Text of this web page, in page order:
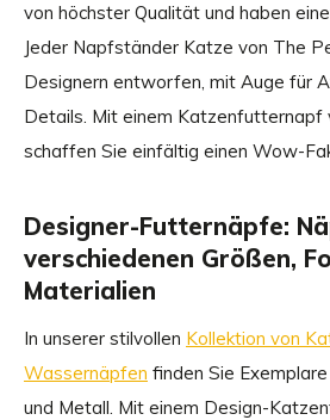
von höchster Qualität und haben
Jeder Napfständer Katze von The
Designern entworfen, mit Auge für
Details. Mit einem Katzenfutternapf
schaffen Sie einfältig einen Wow-
Designer-Futternäpfe:
verschiedenen Größen,
Materialien
In unserer stilvollen Kollektion von
Wassernäpfen finden Sie
und Metall. Mit einem Design-